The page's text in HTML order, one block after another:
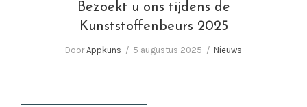
Bezoekt u ons tijdens de
Kunststoffenbeurs 2025
DoorAppkuns 5 augustus 2025 Nieuws